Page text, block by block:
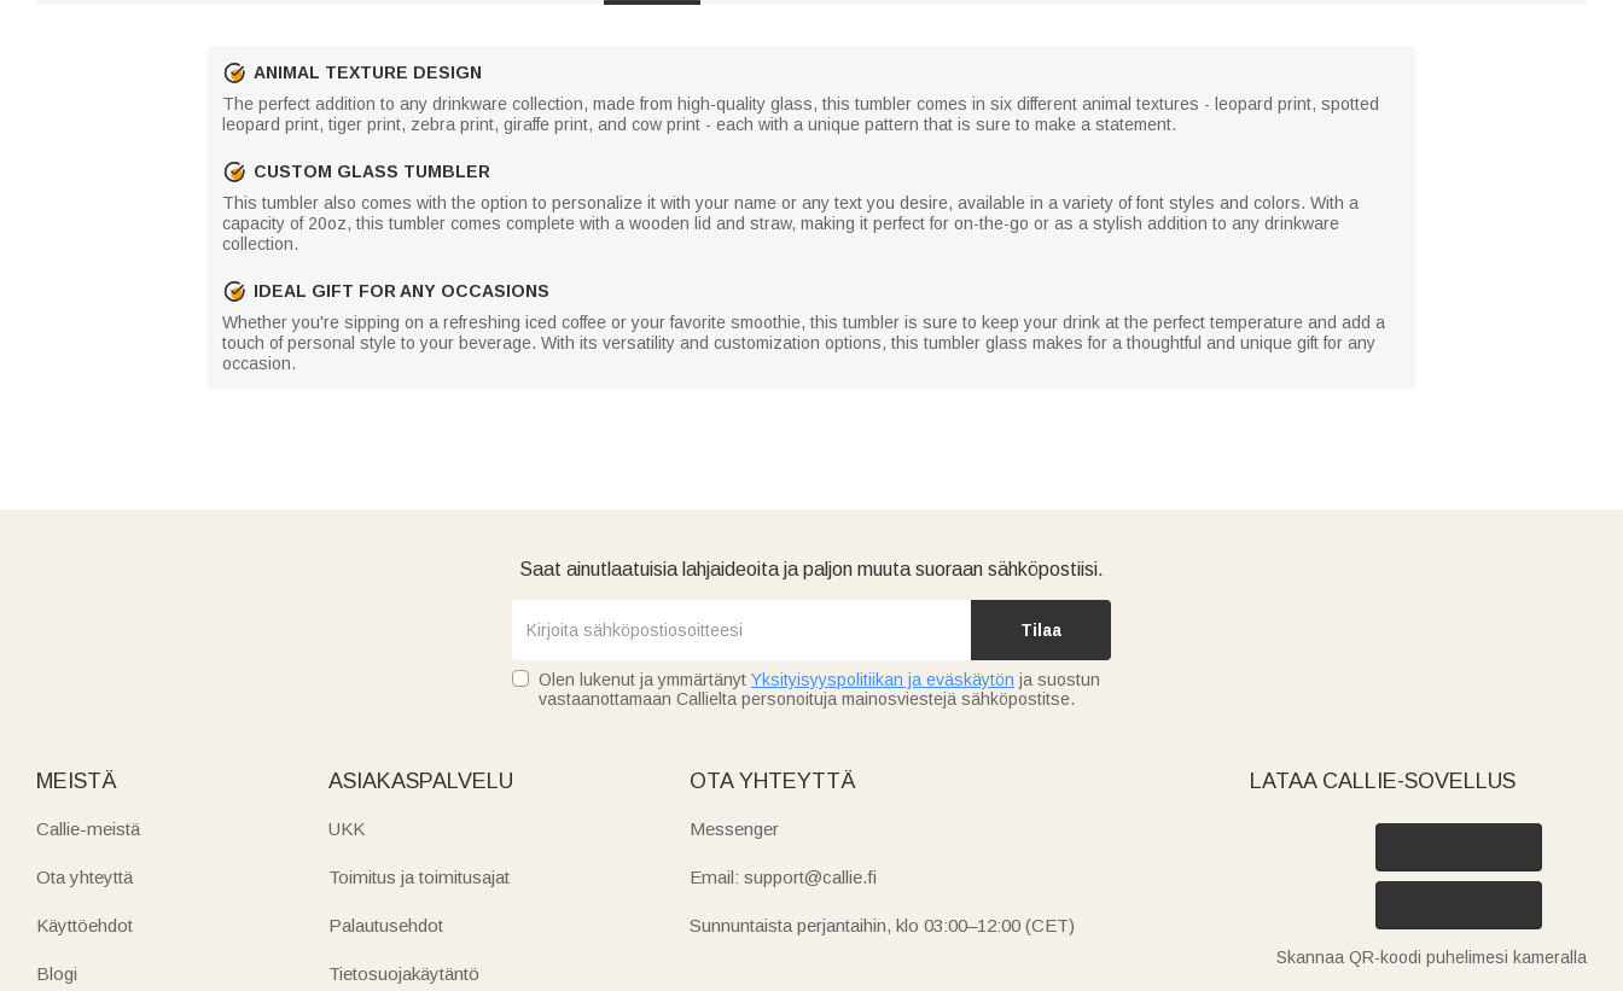
ANIMAL TEXTURE DESIGN
The perfect addition to any drinkware collection, made from high-quality glass, this tumbler comes in six different animal textures - leopard print, spotted
leopard print, tiger print, zebra print, giraffe print, and cow print - each with a unique pattern that is sure to make a statement.
CUSTOM GLASS TUMBLER
This tumbler also comes with the option to personalize it with your name or any text you desire, available in a variety of font styles and colors. With a
capacity of 20oz, this tumbler comes complete with a wooden lid and straw, making it perfect for on-the-go or as a stylish addition to any drinkware
collection.
IDEAL GIFT FOR ANY OCCASIONS
Whether you're sipping on a refreshing iced coffee or your favorite smoothie, this tumbler is sure to keep your drink at the perfect temperature and add a
touch of personal style to your beverage. With its versatility and customization options, this tumbler glass makes for a thoughtful and unique gift for any
occasion.
Saat ainutlaatuisia lahjaideoita ja paljon muuta suoraan sähköpostiisi.
Tilaa
Olen lukenut ja ymmärtänyt Yksityisyyspolitiikan ja eväskäytön ja suostun
vastaanottamaan Callielta personoituja mainosviestejä sähköpostitse.
MEISTÄ
Callie-meistä
Ota yhteyttä
Käyttöehdot
Blogi
ASIAKASPALVELU
UKK
Toimitus ja toimitusajat
Palautusehdot
Tietosuojakäytäntö
OTA YHTEYTTÄ
Messenger
Email: support@callie.fi
Sunnuntaista perjantaihin, klo 03:00–12:00 (CET)
LATAA CALLIE-SOVELLUS
Skannaa QR-koodi puhelimesi kameralla